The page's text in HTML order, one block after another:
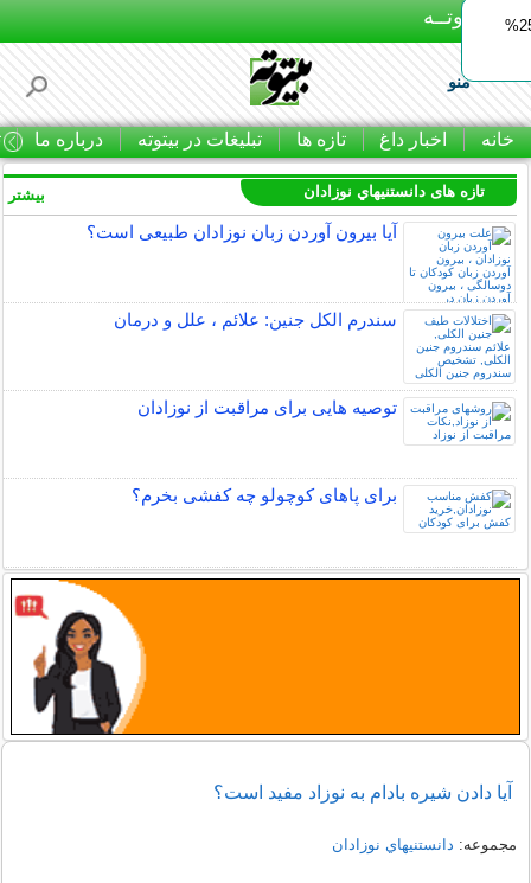
بـیتوتــه
منو
خانه اخبار داغ تازه ها تبلیغات در بیتوته درباره ما
ایمپلنت اقساطی با ضمانت مادام‌العمر+ 25%
تازه های دانستنيهاي نوزادان
آیا بیرون آوردن زبان نوزادان طبیعی است؟
سندرم الکل جنین: علائم ، علل و درمان
توصیه هایی برای مراقبت از نوزادان
برای پاهای کوچولو چه کفشی بخرم؟
بیشتر
آیا دادن شیره بادام به نوزاد مفید است؟
مجموعه: دانستنيهاي نوزادان